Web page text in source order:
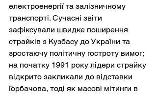
електроенергії та залізничному
транспорті. Сучасні звіти
зафіксували швидке поширення
страйків з Кузбасу до України та
зростаючу політичну гостроту вимог;
на початку 1991 року лідери страйку
відкрито закликали до відставки
Горбачова, тоді як масові мітинги в